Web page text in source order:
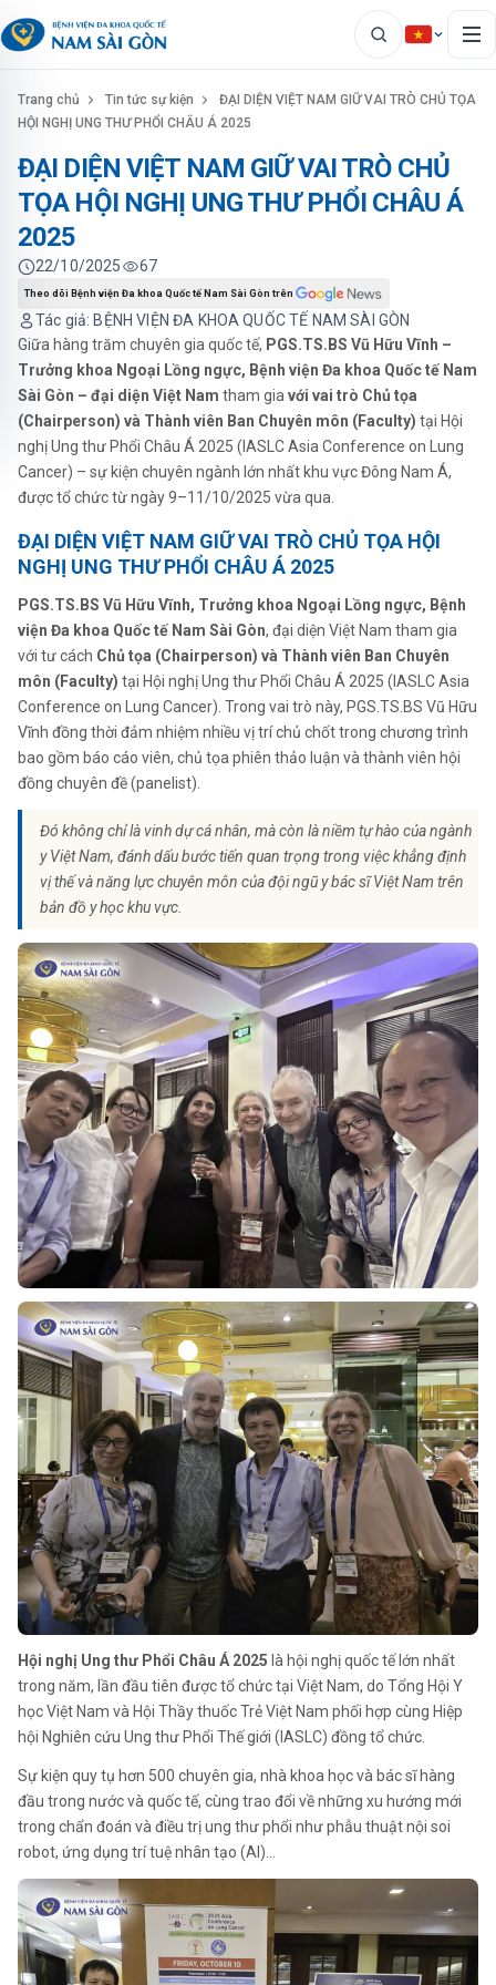
Trang chủ Tin tức sự kiện
ĐẠI DIỆN VIỆT NAM GIỮ VAI TRÒ CHỦ TỌA
HỘI NGHỊ UNG THƯ PHỔI CHÂU Á 2025
ĐẠI DIỆN VIỆT NAM GIỮ VAI TRÒ CHỦ
TỌA HỘI NGHỊ UNG THƯ PHỔI CHÂU Á
2025
Tác giả: BỆNH VIỆN ĐA KHOA QUỐC TẾ NAM SÀI GÒN
22/10/2025 67
Theo dõi Bệnh viện Đa khoa Quốc tế Nam Sài Gòn trên
Giữa hàng trăm chuyên gia quốc tế, PGS.TS.BS Vũ Hữu Vĩnh –
Trưởng khoa Ngoại Lồng ngực, Bệnh viện Đa khoa Quốc tế Nam
Sài Gòn – đại diện Việt Nam tham gia với vai trò Chủ tọa
(Chairperson) và Thành viên Ban Chuyên môn (Faculty) tại Hội
nghị Ung thư Phổi Châu Á 2025 (IASLC Asia Conference on Lung
Cancer) – sự kiện chuyên ngành lớn nhất khu vực Đông Nam Á,
được tổ chức từ ngày 9–11/10/2025 vừa qua.
ĐẠI DIỆN VIỆT NAM GIỮ VAI TRÒ CHỦ TỌA HỘI
NGHỊ UNG THƯ PHỔI CHÂU Á 2025
PGS.TS.BS Vũ Hữu Vĩnh, Trưởng khoa Ngoại Lồng ngực, Bệnh
viện Đa khoa Quốc tế Nam Sài Gòn, đại diện Việt Nam tham gia
với tư cách Chủ tọa (Chairperson) và Thành viên Ban Chuyên
môn (Faculty) tại Hội nghị Ung thư Phổi Châu Á 2025 (IASLC Asia
Conference on Lung Cancer). Trong vai trò này, PGS.TS.BS Vũ Hữu
Vĩnh đồng thời đảm nhiệm nhiều vị trí chủ chốt trong chương trình
bao gồm báo cáo viên, chủ tọa phiên thảo luận và thành viên hội
đồng chuyên đề (panelist).
Đó không chỉ là vinh dự cá nhân, mà còn là niềm tự hào của ngành
y Việt Nam, đánh dấu bước tiến quan trọng trong việc khẳng định
vị thế và năng lực chuyên môn của đội ngũ y bác sĩ Việt Nam trên
bản đồ y học khu vực.
Hội nghị Ung thư Phổi Châu Á 2025 là hội nghị quốc tế lớn nhất
trong năm, lần đầu tiên được tổ chức tại Việt Nam, do Tổng Hội Y
học Việt Nam và Hội Thầy thuốc Trẻ Việt Nam phối hợp cùng Hiệp
hội Nghiên cứu Ung thư Phổi Thế giới (IASLC) đồng tổ chức.
Sự kiện quy tụ hơn 500 chuyên gia, nhà khoa học và bác sĩ hàng
đầu trong nước và quốc tế, cùng trao đổi về những xu hướng mới
trong chẩn đoán và điều trị ung thư phổi như phẫu thuật nội soi
robot, ứng dụng trí tuệ nhân tạo (AI)…